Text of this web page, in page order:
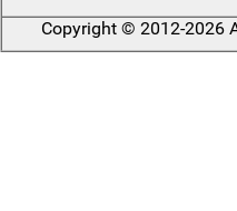
Copyright © 2012-2026